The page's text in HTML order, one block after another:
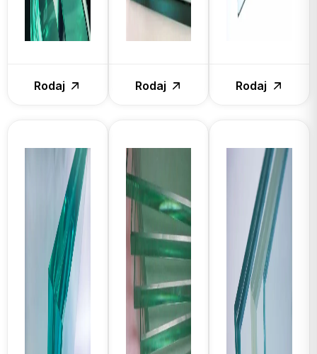
Rodaj Rodaj Rodaj